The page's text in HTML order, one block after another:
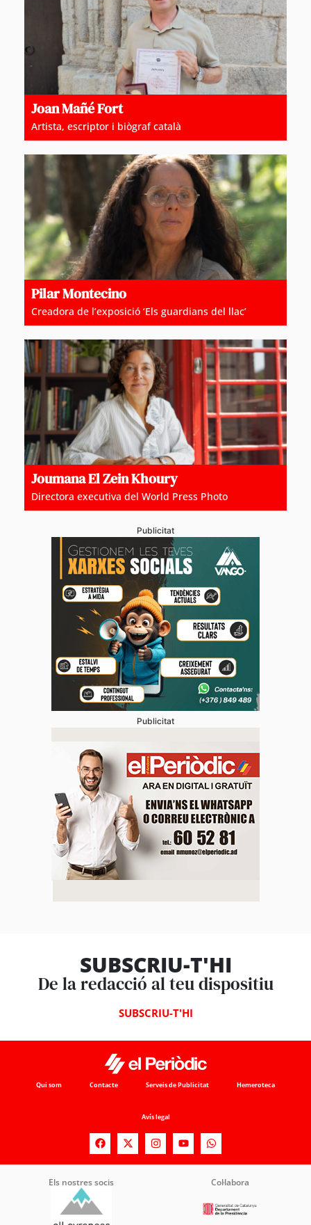
Joan Mañé Fort
Artista, escriptor i biògraf català
Pilar Montecino
Creadora de l’exposició ‘Els guardians del llac’
Joumana El Zein Khoury
Directora executiva del World Press Photo
Publicitat
Publicitat
SUBSCRIU-T'HI
De la redacció al teu dispositiu
SUBSCRIU-T'HI
Qui som Contacte Serveis de Publicitat Hemeroteca
Avís legal
Els nostres socis Col·labora